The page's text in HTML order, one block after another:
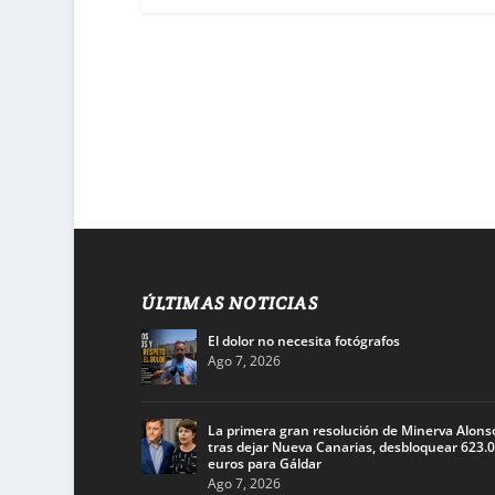
ÚLTIMAS NOTICIAS
El dolor no necesita fotógrafos
Ago 7, 2026
La primera gran resolución de Minerva
tras dejar Nueva Canarias, desbloquear
euros para Gáldar
Ago 7, 2026